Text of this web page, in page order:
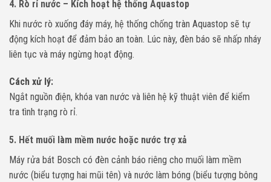
4. Rò rỉ nước – Kích hoạt hệ thống Aquastop
Khi nước rò xuống đáy máy, hệ thống chống tràn Aquastop sẽ tự
động kích hoạt để đảm bảo an toàn. Lúc này, đèn báo sẽ nhấp nháy
liên tục và máy ngừng hoạt động.
Cách xử lý:
Ngắt nguồn điện, khóa van nước và liên hệ kỹ thuật viên để kiểm
tra tình trạng rò rỉ.
5. Hết muối làm mềm nước hoặc nước trợ xả
Máy rửa bát Bosch có đèn cảnh báo riêng cho muối làm mềm
nước (biểu tượng hai mũi tên) và nước làm bóng (biểu tượng bông